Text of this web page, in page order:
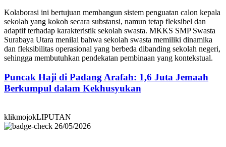
Kolaborasi ini bertujuan membangun sistem penguatan calon kepala
sekolah yang kokoh secara substansi, namun tetap fleksibel dan
adaptif terhadap karakteristik sekolah swasta. MKKS SMP Swasta
Surabaya Utara menilai bahwa sekolah swasta memiliki dinamika
dan fleksibilitas operasional yang berbeda dibanding sekolah negeri,
sehingga membutuhkan pendekatan pembinaan yang kontekstual.
Puncak Haji di Padang Arafah: 1,6 Juta Jemaah
Berkumpul dalam Kekhusyukan
klikmojokLIPUTAN
26/05/2026